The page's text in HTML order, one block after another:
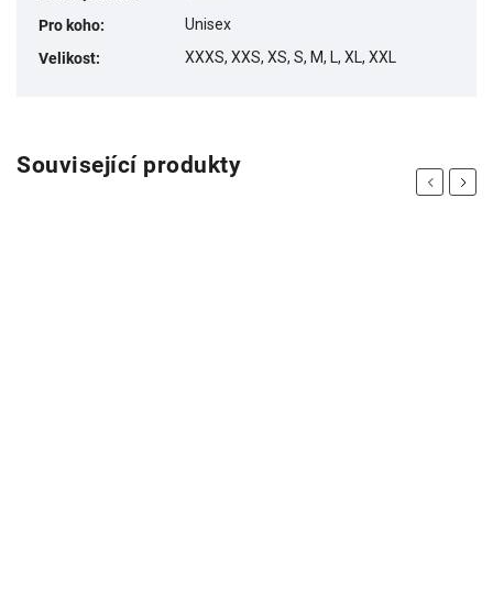
Pro koho:
Unisex
Velikost: XXXS, XXS, XS, S, M, L, XL, XXL
Související produkty
PreviousNext